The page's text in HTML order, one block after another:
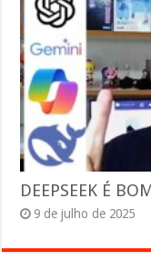
DEEPSEEK É
9 de julho de 2025